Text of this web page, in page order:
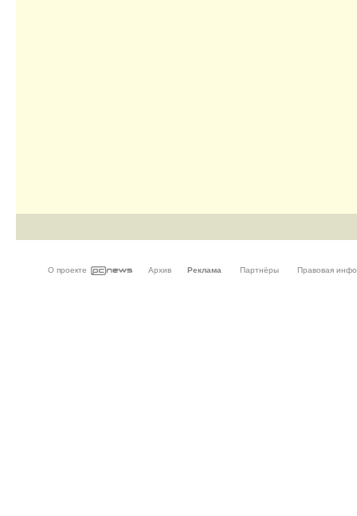
О проекте Архив Реклама Партнёры Правовая